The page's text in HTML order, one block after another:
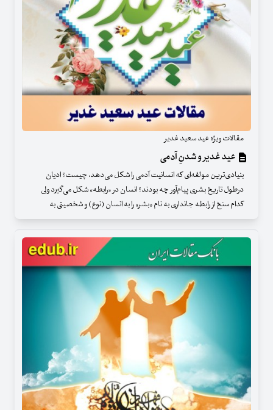
مقالات ویژه عید سعید غدیر
عید غدیر و شدنِ آدمی
بنیادی‌ترین مولفه‌ای که انسانیت آدمی را شکل می‌دهد، چیست؟ ادیان
درطول تاریخ بشری پیام‌آور چه بودند؟ انسان در «رابطه» شکل می‌گیرد ولی
کدام سنخ از رابطه جانداری به نام «بشر» را به انسان (نوع) و شخصیتی به